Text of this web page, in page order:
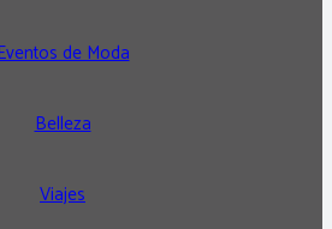
de Moda
Belleza
Viajes